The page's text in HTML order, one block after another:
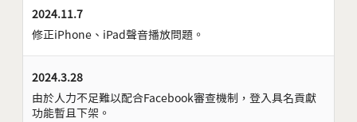
2024.11.7
修正iPhone、iPad聲音播放問題。
2024.3.28
由於人力不足難以配合Facebook審查機制，登入具名貢獻
功能暫且下架。